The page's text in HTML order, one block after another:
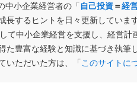
中小企業経営者の「 自己投資 ＝経
長するヒントを日々更新しています
て中小企業経営を支援し、経営
た豊富な経験と知識に基づき執筆
いただいた方は、「 このサイトに